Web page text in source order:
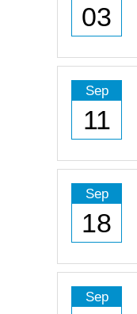
03
Sep
11
Sep
18
Sep